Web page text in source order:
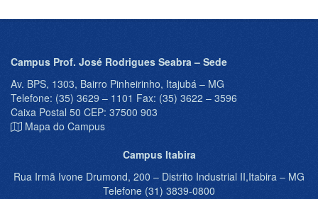
Campus Prof. José Rodrigues Seabra – Sede
Av. BPS, 1303, Bairro Pinheirinho, Itajubá – MG
Telefone: (35) 3629 – 1101 Fax: (35) 3622 – 3596
Caixa Postal 50 CEP: 37500 903
Mapa do Campus
Campus Itabira
Rua Irmã Ivone Drumond, 200 – Distrito Industrial II,Itabira – MG
Telefone (31) 3839-0800